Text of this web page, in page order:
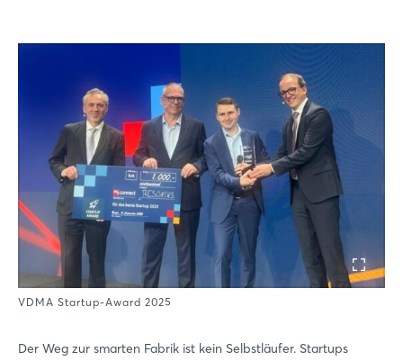
VDMA Startup-Award 2025
Der Weg zur smarten Fabrik ist kein Selbstläufer. Startups